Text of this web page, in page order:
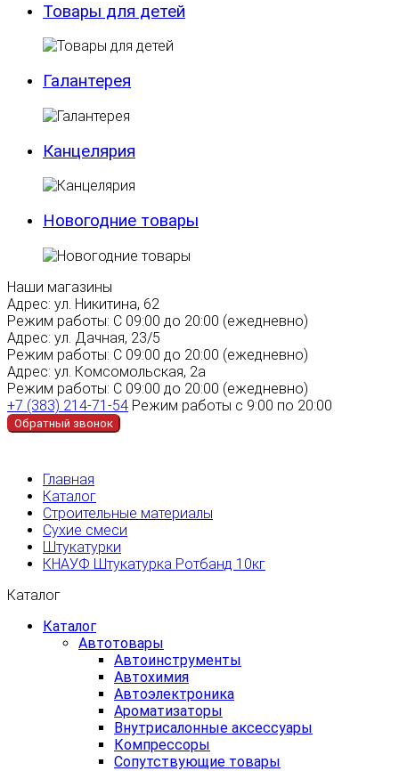
Товары для детей
Галантерея
Канцелярия
Новогодние товары
Наши магазины
Адрес: ул. Никитина, 62
Режим работы: С 09:00 до 20:00 (ежедневно)
Адрес: ул. Дачная, 23/5
Режим работы: С 09:00 до 20:00 (ежедневно)
Адрес: ул. Комсомольская, 2а
Режим работы: С 09:00 до 20:00 (ежедневно)
+7 (383) 214-71-54 Режим работы с 9:00 по 20:00
Обратный звонок
Главная
Каталог
Строительные материалы
Сухие смеси
Штукатурки
КНАУФ Штукатурка Ротбанд 10кг
Каталог
Каталог
Автотовары
Автоинструменты
Автохимия
Автоэлектроника
Ароматизаторы
Внутрисалонные аксессуары
Компрессоры
Сопутствующие товары